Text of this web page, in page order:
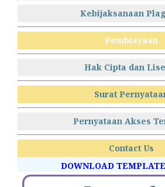
Kebijaksanaan
Pembiayaan
Hak Cipta dan
Surat
Pernyataan Akses
Contact Us
DOWNLOAD